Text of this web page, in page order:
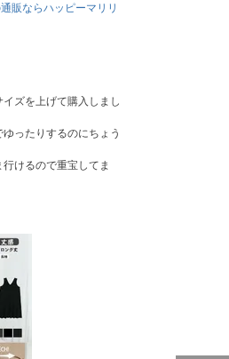
販ならハッピーマリリ
ズを上げて購入しまし
ったりするのにちょう
けるので重宝してま